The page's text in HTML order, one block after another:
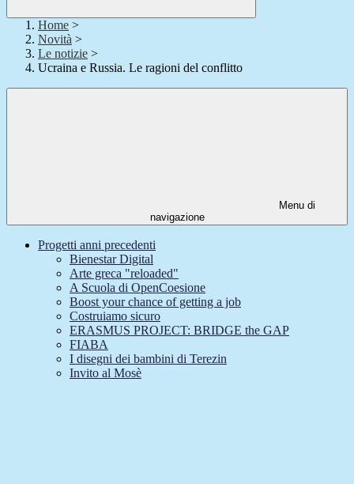
Home >
Novità >
Le notizie >
Ucraina e Russia. Le ragioni del conflitto
Menu di
navigazione
Progetti anni precedenti
Bienestar Digital
Arte greca "reloaded"
A Scuola di OpenCoesione
Boost your chance of getting a job
Costruiamo sicuro
ERASMUS PROJECT: BRIDGE the GAP
FIABA
I disegni dei bambini di Terezin
Invito al Mosè